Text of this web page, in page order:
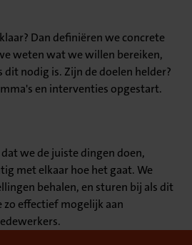
Dan definiëren we concrete
weten wat we willen bereiken,
nodig is. Zijn de doelen helder?
en interventies opgestart.
we de juiste dingen doen,
met elkaar hoe het gaat. We
behalen, en sturen bij als dit
zo effectief mogelijk aan